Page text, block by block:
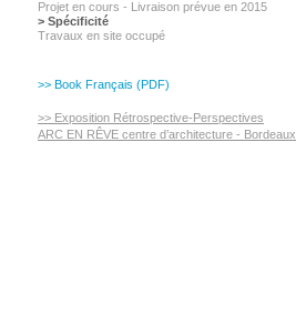
Projet en cours - Livraison prévue en 2015
> Spécificité
Travaux en site occupé
>> Book Français (PDF)
>> Exposition Rétrospective-Perspectives
ARC EN RÊVE centre d’architecture - Bordeaux